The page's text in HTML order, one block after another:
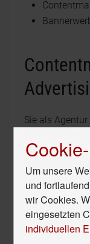
Sie als
Sie suchen
Zielgruppe
Sie suchen
Inhalte Ihrer
Um unsere
und
wir Cookies.
eingesetzten
individuellen